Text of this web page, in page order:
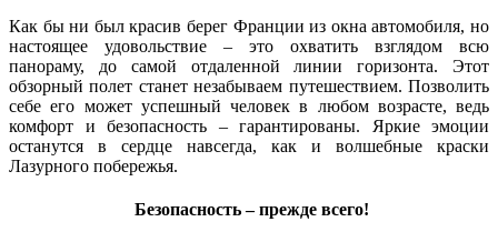
Как бы ни был красив берег Франции из окна автомобиля, но
настоящее удовольствие – это охватить взглядом всю
панораму, до самой отдаленной линии горизонта. Этот
обзорный полет станет незабываем путешествием. Позволить
себе его может успешный человек в любом возрасте, ведь
комфорт и безопасность – гарантированы. Яркие эмоции
останутся в сердце навсегда, как и волшебные краски
Лазурного побережья.
Безопасность – прежде всего!